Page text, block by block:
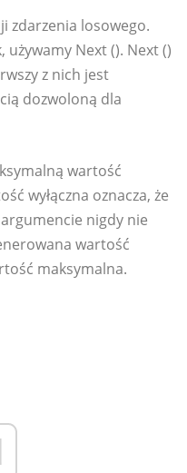
zdarzenia losowego.
używamy Next (). Next ()
z nich jest
dozwoloną dla
wartość
wyłączna oznacza, że
nigdy nie
wartość
maksymalna.